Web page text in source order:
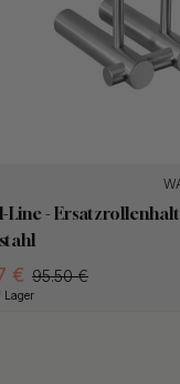
Line -
€ 95.50 €
Lager